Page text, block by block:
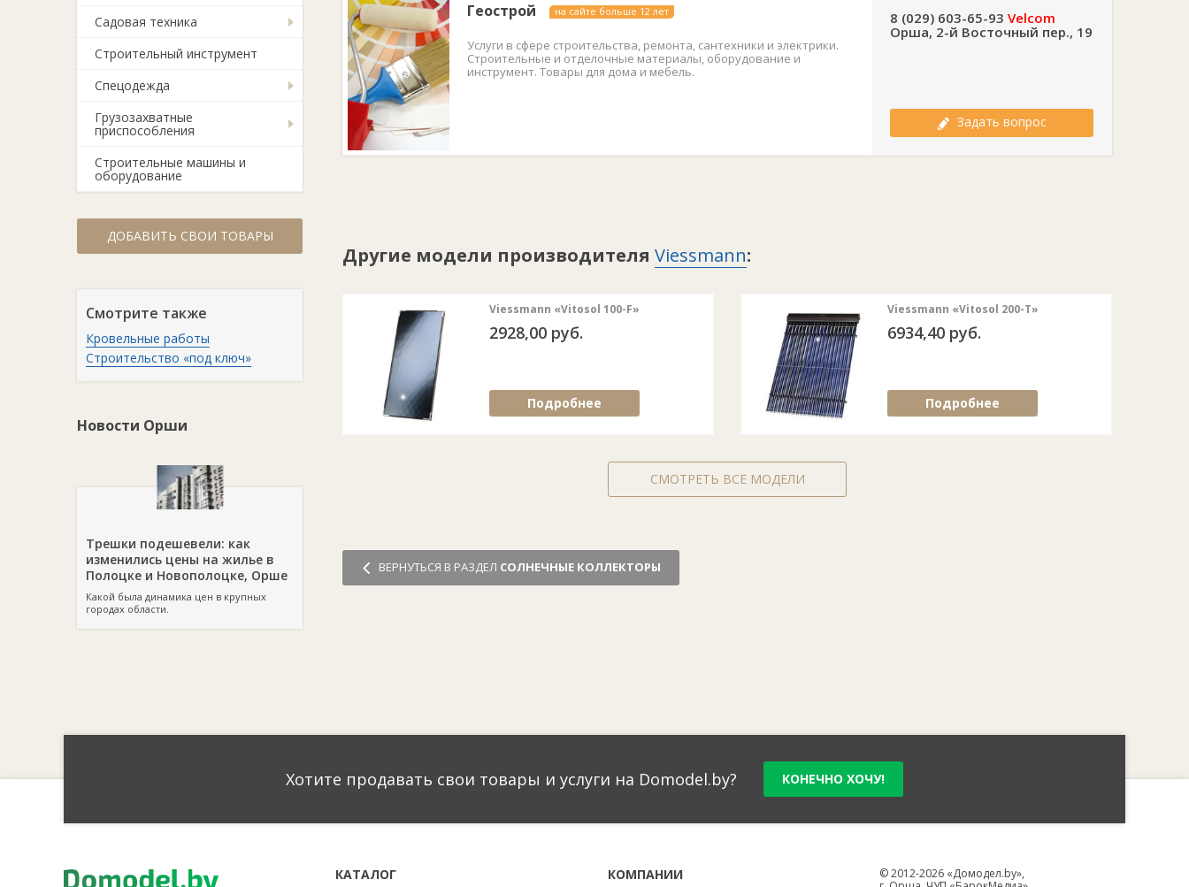
Садовая техника
Строительный инструмент
Спецодежда
Грузозахватные
приспособления
Строительные машины и
оборудование
ДОБАВИТЬ СВОИ ТОВАРЫ
Смотрите также
Кровельные работы
Строительство «под ключ»
Новости Орши
Трешки подешевели: как
изменились цены на жилье в
Полоцке и Новополоцке, Орше
Какой была динамика цен в крупных
городах области.
Геострой на сайте больше 12 лет
Услуги в сфере строительства, ремонта, сантехники и электрики.
Строительные и отделочные материалы, оборудование и
инструмент. Товары для дома и мебель.
8 (029) 603-65-93 Velcom
Орша, 2-й Восточный пер., 19
Задать вопрос
Другие модели производителя Viessmann:
Viessmann «Vitosol 100-F»
2928,00 руб.
Подробнее
Viessmann «Vitosol 200-T»
6934,40 руб.
Подробнее
СМОТРЕТЬ ВСЕ МОДЕЛИ
ВЕРНУТЬСЯ В РАЗДЕЛ СОЛНЕЧНЫЕ КОЛЛЕКТОРЫ
Хотите продавать свои товары и услуги на Domodel.by? КОНЕЧНО ХОЧУ!
КАТАЛОГ КОМПАНИИ
© 2012-2026 «Домодел.by»,